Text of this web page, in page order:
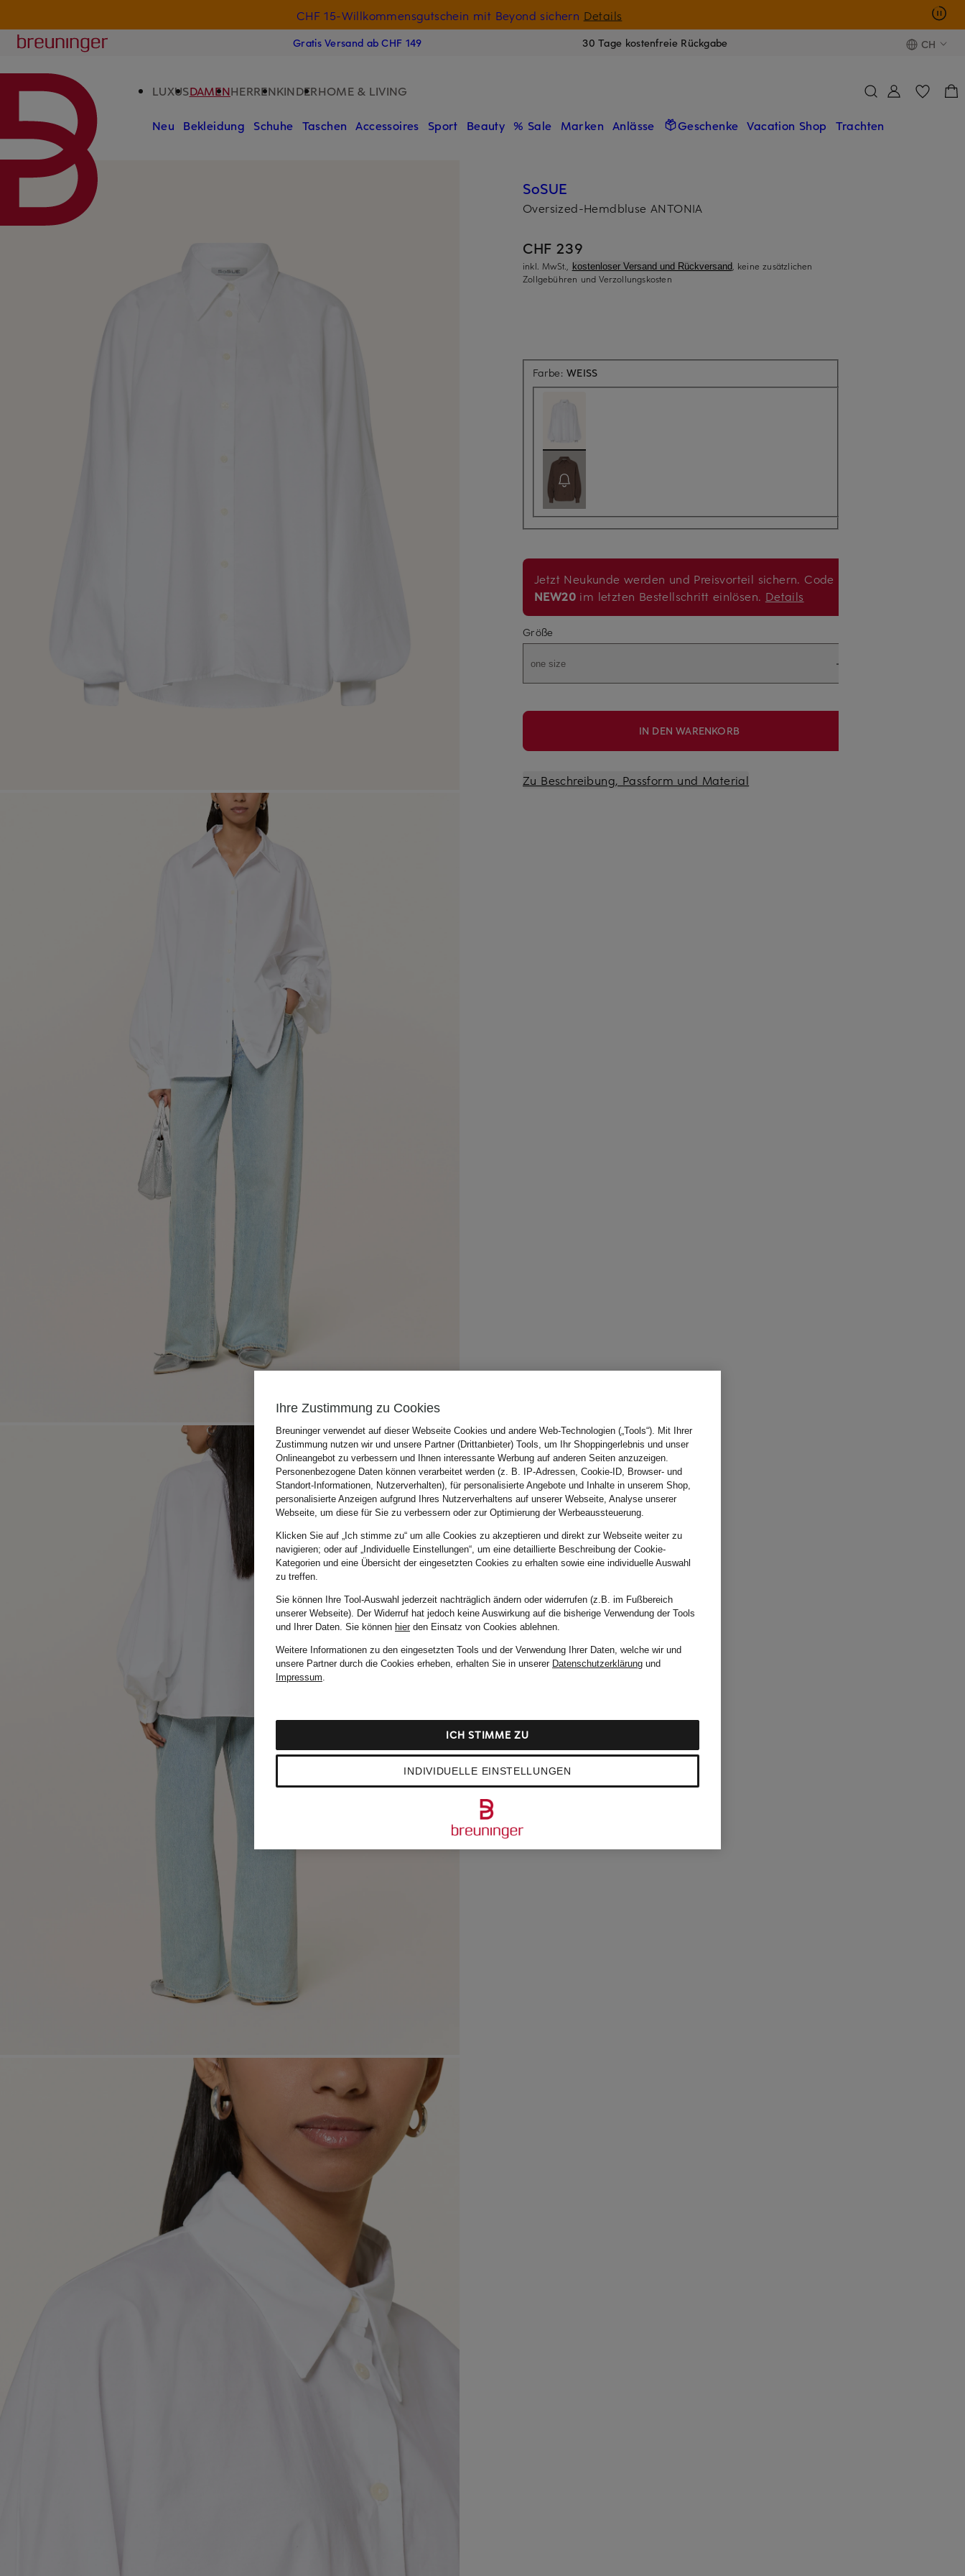
CHF 15-Willkommensgutschein mit Beyond sichern Details
Breuninger
Gratis Versand ab CHF 149 30 Tage kostenfreie Rückgabe CH
LUXUSDAMENHERRENKINDERHOME & LIVING
Neu Bekleidung Schuhe Taschen Accessoires Sport Beauty % Sale Marken Anlässe Geschenke Vacation Shop Trachten
SoSUE
Oversized-Hemdbluse ANTONIA
CHF 239
inkl. MwSt., kostenloser Versand und Rückversand, keine zusätzlichen
Zollgebühren und Verzollungskosten
Farbe:WEISS
Jetzt Neukunde werden und Preisvorteil sichern. Code
NEW20 im letzten Bestellschritt einlösen. Details
Größe
one size
IN DEN WARENKORB
Zu Beschreibung, Passform und Material
Ihre Zustimmung zu Cookies
Breuninger verwendet auf dieser Webseite Cookies und andere Web-Technologien („Tools“). Mit Ihrer
Zustimmung nutzen wir und unsere Partner (Drittanbieter) Tools, um Ihr Shoppingerlebnis und unser
Onlineangebot zu verbessern und Ihnen interessante Werbung auf anderen Seiten anzuzeigen.
Personenbezogene Daten können verarbeitet werden (z. B. IP-Adressen, Cookie-ID, Browser- und
Standort-Informationen, Nutzerverhalten), für personalisierte Angebote und Inhalte in unserem Shop,
personalisierte Anzeigen aufgrund Ihres Nutzerverhaltens auf unserer Webseite, Analyse unserer
Webseite, um diese für Sie zu verbessern oder zur Optimierung der Werbeaussteuerung.
Klicken Sie auf „Ich stimme zu“ um alle Cookies zu akzeptieren und direkt zur Webseite weiter zu
navigieren; oder auf „Individuelle Einstellungen“, um eine detaillierte Beschreibung der Cookie-
Kategorien und eine Übersicht der eingesetzten Cookies zu erhalten sowie eine individuelle Auswahl
zu treffen.
Sie können Ihre Tool-Auswahl jederzeit nachträglich ändern oder widerrufen (z.B. im Fußbereich
unserer Webseite). Der Widerruf hat jedoch keine Auswirkung auf die bisherige Verwendung der Tools
und Ihrer Daten. Sie können hierden Einsatz von Cookies ablehnen.
Weitere Informationen zu den eingesetzten Tools und der Verwendung Ihrer Daten, welche wir und
unsere Partner durch die Cookies erheben, erhalten Sie in unserer Datenschutzerklärung und
Impressum.
INDIVIDUELLE EINSTELLUNGEN
ICH STIMME ZU